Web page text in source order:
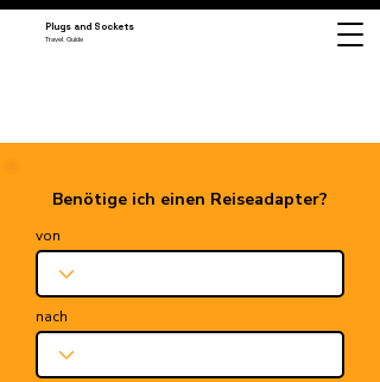
Plugs and Sockets
Travel Guide
Benötige ich einen Reiseadapter?
von
nach